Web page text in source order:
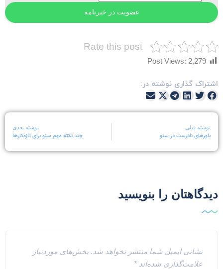
Rate this post
Post Views: 2,279
گذاری نوشته در:
نوشته قبلی
باورهای نادرست در سئو
نوشته بعدی
چند نکته مهم سئو برای تازه‌کارها
را بنویسید
نشانی ایمیل شما منتشر نخواهد شد. بخش‌های موردنیاز
علامت‌گذاری شده‌اند*